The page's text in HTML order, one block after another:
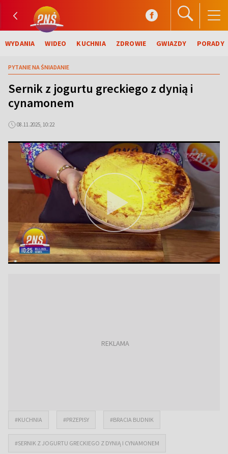
WYDANIA WIDEO KUCHNIA ZDROWIE GWIAZDY PORADY
PYTANIE NA ŚNIADANIE
Sernik z jogurtu greckiego z dynią i
cynamonem
08.11.2025, 10:22
#KUCHNIA #PRZEPISY #BRACIA BUDNIK
#SERNIK Z JOGURTU GRECKIEGO Z DYNIĄ I CYNAMONEM